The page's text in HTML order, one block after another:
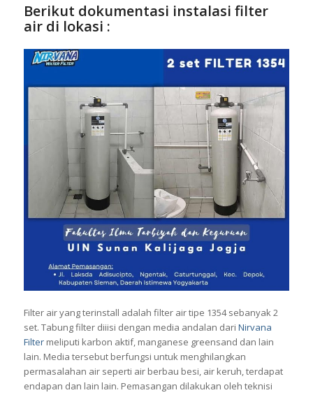
Berikut dokumentasi instalasi filter
air di lokasi :
Filter air yang terinstall adalah filter air tipe 1354 sebanyak 2
set. Tabung filter diiisi dengan media andalan dari Nirvana
Filtermeliputi karbon aktif, manganese greensand dan lain
lain. Media tersebut berfungsi untuk menghilangkan
permasalahan air seperti air berbau besi, air keruh, terdapat
endapan dan lain lain. Pemasangan dilakukan oleh teknisi